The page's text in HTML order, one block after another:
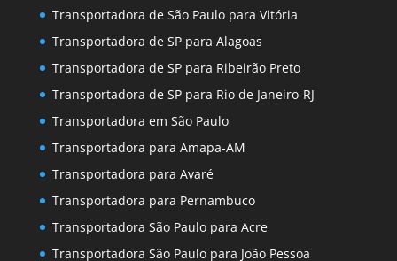
Transportadora de São Paulo para Vitória
Transportadora de SP para Alagoas
Transportadora de SP para Ribeirão Preto
Transportadora de SP para Rio de Janeiro-RJ
Transportadora em São Paulo
Transportadora para Amapa-AM
Transportadora para Avaré
Transportadora para Pernambuco
Transportadora São Paulo para Acre
Transportadora São Paulo para João Pessoa